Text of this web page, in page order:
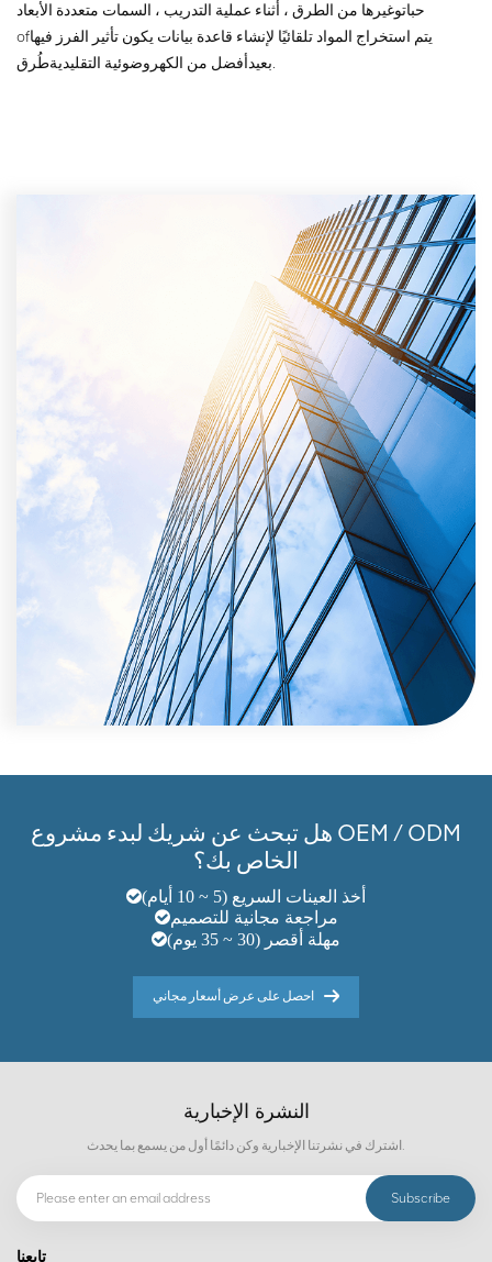
حباتوغيرها من الطرق ، أثناء عملية التدريب ، السمات متعددة الأبعاد
ofيتم استخراج المواد تلقائيًا لإنشاء قاعدة بيانات يكون تأثير الفرز فيها
بعيدأفضل من الكهروضوئية التقليدية طُرق.
هل تبحث عن شريك لبدء مشروع OEM / ODM
الخاص بك؟
أخذ العينات السريع (5 ~ 10 أيام)
مراجعة مجانية للتصميم
مهلة أقصر (30 ~ 35 يوم)
احصل على عرض أسعار مجاني
النشرة الإخبارية
تابعنا